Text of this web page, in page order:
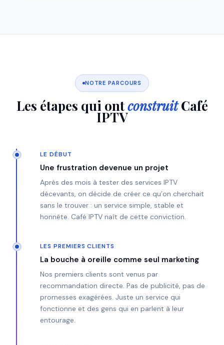
NOTRE PARCOURS
Les étapes qui ontconstruitCafé
IPTV
LE DÉBUT
Une frustration devenue un projet
Après des mois à tester des services IPTV
décevants, on décide de créer ce qu’on cherchait
sans le trouver : un service simple, stable et
honnête. Café IPTV naît de cette conviction.
LES PREMIERS CLIENTS
La bouche à oreille comme seul marketing
Nos premiers clients sont venus par
recommandation directe. Pas de publicité, pas de
promesses exagérées. Juste un service qui
fonctionne et des gens qui en parlent à leur
entourage.